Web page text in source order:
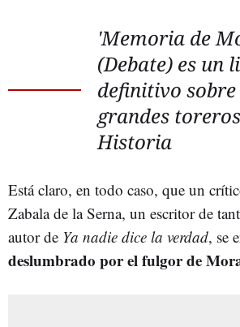
'Memoria de
(Debate) es un
definitivo
grandes
Historia
Está claro, en todo caso, que un
Zabala de la Serna, un escritor de
autor de Ya nadie dice la verdad, se
deslumbrado por el fulgor de